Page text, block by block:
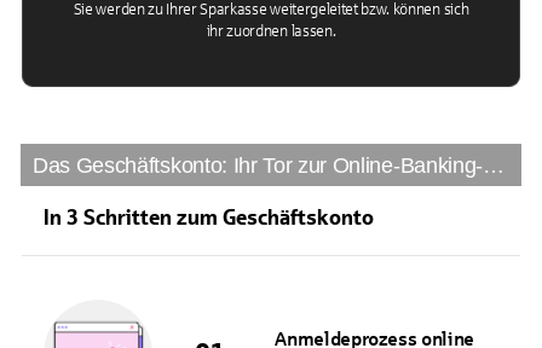
Sie werden zu Ihrer Sparkasse weitergeleitet bzw. können sich
ihr zuordnen lassen.
Das Geschäftskonto: Ihr Tor zur Online-Banking-Business-Welt der Sparkasse
In 3 Schritten zum Geschäftskonto
Anmeldeprozess online